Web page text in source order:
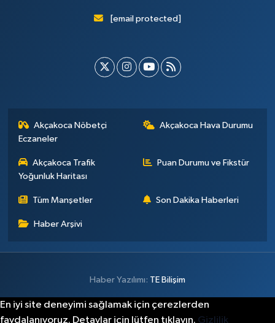
[email protected]
Akçakoca Nöbetçi
Eczaneler
Akçakoca Hava Durumu
Akçakoca Trafik
Yoğunluk Haritası
Puan Durumu ve Fikstür
Tüm Manşetler Son Dakika Haberleri
Haber Arşivi
Haber Yazılımı: TE Bilişim
En iyi site deneyimi sağlamak için çerezlerden
faydalanıyoruz. Detaylar için lütfen tıklayın. Gizlilik